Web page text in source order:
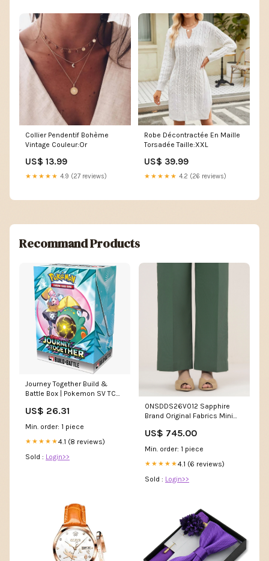
Collier Pendentif Bohème
Vintage Couleur:Or
US$ 13.99
★★★★★ 4.9 (27 reviews)
Robe Décontractée En Maille
Torsadée Taille:XXL
US$ 39.99
★★★★★ 4.2 (26 reviews)
Recommand Products
Journey Together Build &
Battle Box | Pokemon SV TCG
US$ 26.31
Min. order: 1 piece
★★★★★4.1 (8 reviews)
Sold : Login>>
0NSDDS26V012 Sapphire
Brand Original Fabrics Mini
US$ 745.00
Min. order: 1 piece
★★★★★4.1 (6 reviews)
Sold : Login>>